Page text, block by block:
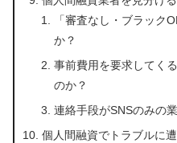
「審査なし・ブラック
か？
事前費用を要求してく
のか？
連絡手段がSNSのみの
個人間融資でトラブルに